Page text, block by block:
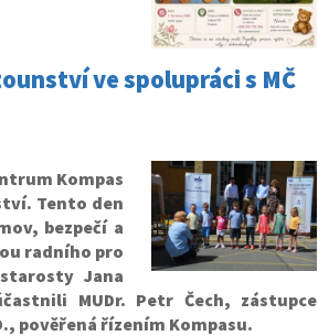
ve spolupráci s MČ
Kompas
Tento den
bezpečí a
radního pro
Jana
MUDr. Petr Čech, zástupce
pověřená řízením Kompasu.